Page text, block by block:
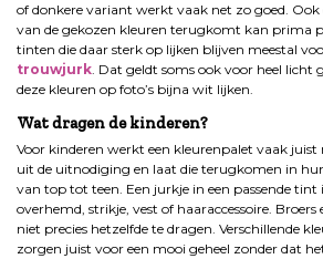
of donkere variant werkt vaak net zo goed.
van de gekozen kleuren terugkomt kan prima
tinten die daar sterk op lijken blijven meestal
trouwjurk. Dat geldt soms ook voor heel licht
deze kleuren op foto’s bijna wit lijken.
Wat dragen de kinderen?
Voor kinderen werkt een kleurenpalet vaak juist
uit de uitnodiging en laat die terugkomen in
van top tot teen. Een jurkje in een passende tint
overhemd, strikje, vest of haaraccessoire. Broers
niet precies hetzelfde te dragen. Verschillende
zorgen juist voor een mooi geheel zonder dat